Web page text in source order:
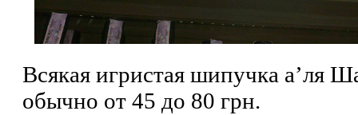
Всякая игристая шипучка а’ля
обычно от 45 до 80 грн.